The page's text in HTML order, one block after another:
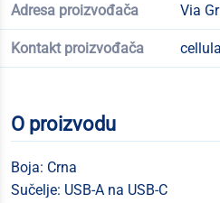
Adresa proizvođača Via
Kontakt proizvođača
O proizvodu
Boja: Crna
Sučelje: USB-A na USB-C